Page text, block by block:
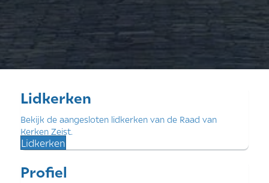
Lidkerken
Bekijk de aangesloten lidkerken van de Raad van
Kerken Zeist.
Lidkerken
Profiel